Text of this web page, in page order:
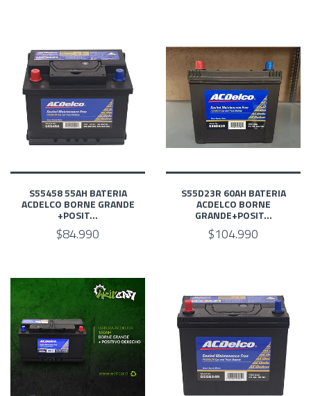
S55458 55AH BATERIA
ACDELCO BORNE GRANDE
+POSIT...
$84.990
S55D23R 60AH BATERIA
ACDELCO BORNE
GRANDE+POSIT...
$104.990